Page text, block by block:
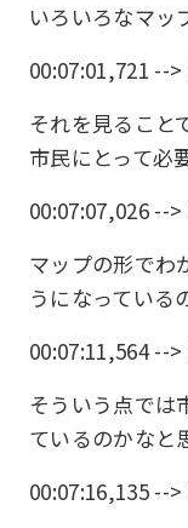
いろいろなマッ
00:07:01,721 --
それを見るこ
市民にとって必
00:07:07,026 --
マップの形でわ
うになっている
00:07:11,564 --
そういう点では
ているのかなと
00:07:16,135 --